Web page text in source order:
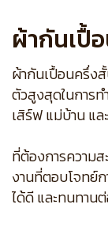
ผ้ากันเปื้
ผ้ากันเปื้อนครึ่ง
ตัวสูงสุดในการ
เสิร์ฟ แม่บ้าน แล
ที่ต้องการความ
งานที่ตอบโจทย์ก
ได้ดี และทนทาน